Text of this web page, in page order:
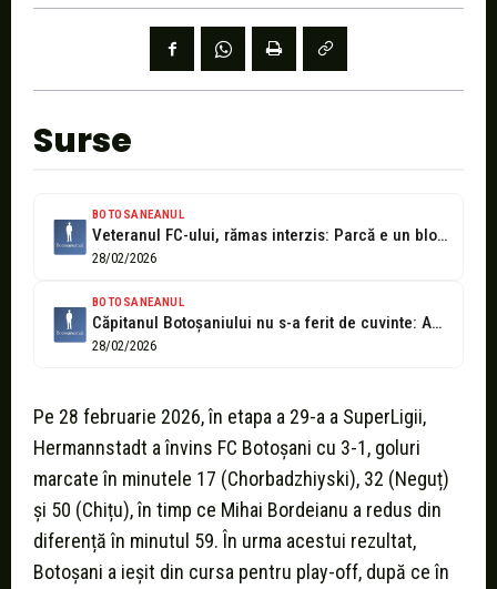
Surse
BOTOSANEANUL
Veteranul FC-ului, rămas interzis: Parcă e un blocaj psihic, parcă nu avem...
28/02/2026
BOTOSANEANUL
Căpitanul Botoșaniului nu s-a ferit de cuvinte: Am arătat jalnic
28/02/2026
Pe 28 februarie 2026, în etapa a 29-a a SuperLigii,
Hermannstadt a învins FC Botoșani cu 3-1, goluri
marcate în minutele 17 (Chorbadzhiyski), 32 (Neguț)
și 50 (Chițu), în timp ce Mihai Bordeianu a redus din
diferență în minutul 59. În urma acestui rezultat,
Botoșani a ieșit din cursa pentru play-off, după ce în